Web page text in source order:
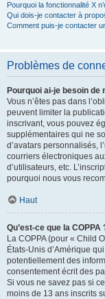
Pourquoi la fonctionnalité X
Qui dois-je contacter à
Comment puis-je contacter
Problèmes de
Pourquoi ai-je besoin de
Vous n’êtes pas dans
peuvent limiter la
inscrivant, vous pouvez
supplémentaires qui ne
d’avatars personnalisés,
courriers électroniques
d’utilisateurs, etc.
pourquoi nous vous
Haut
Qu’est-ce que la COPPA
La COPPA (pour « Child
États-Unis d’Amérique
potentiellement des
consentement écrit des
Si vous ne savez pas si
moins de 13 ans inscrits